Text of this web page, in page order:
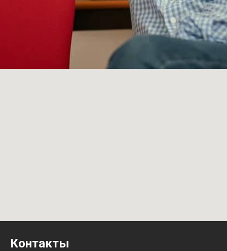
Контакты